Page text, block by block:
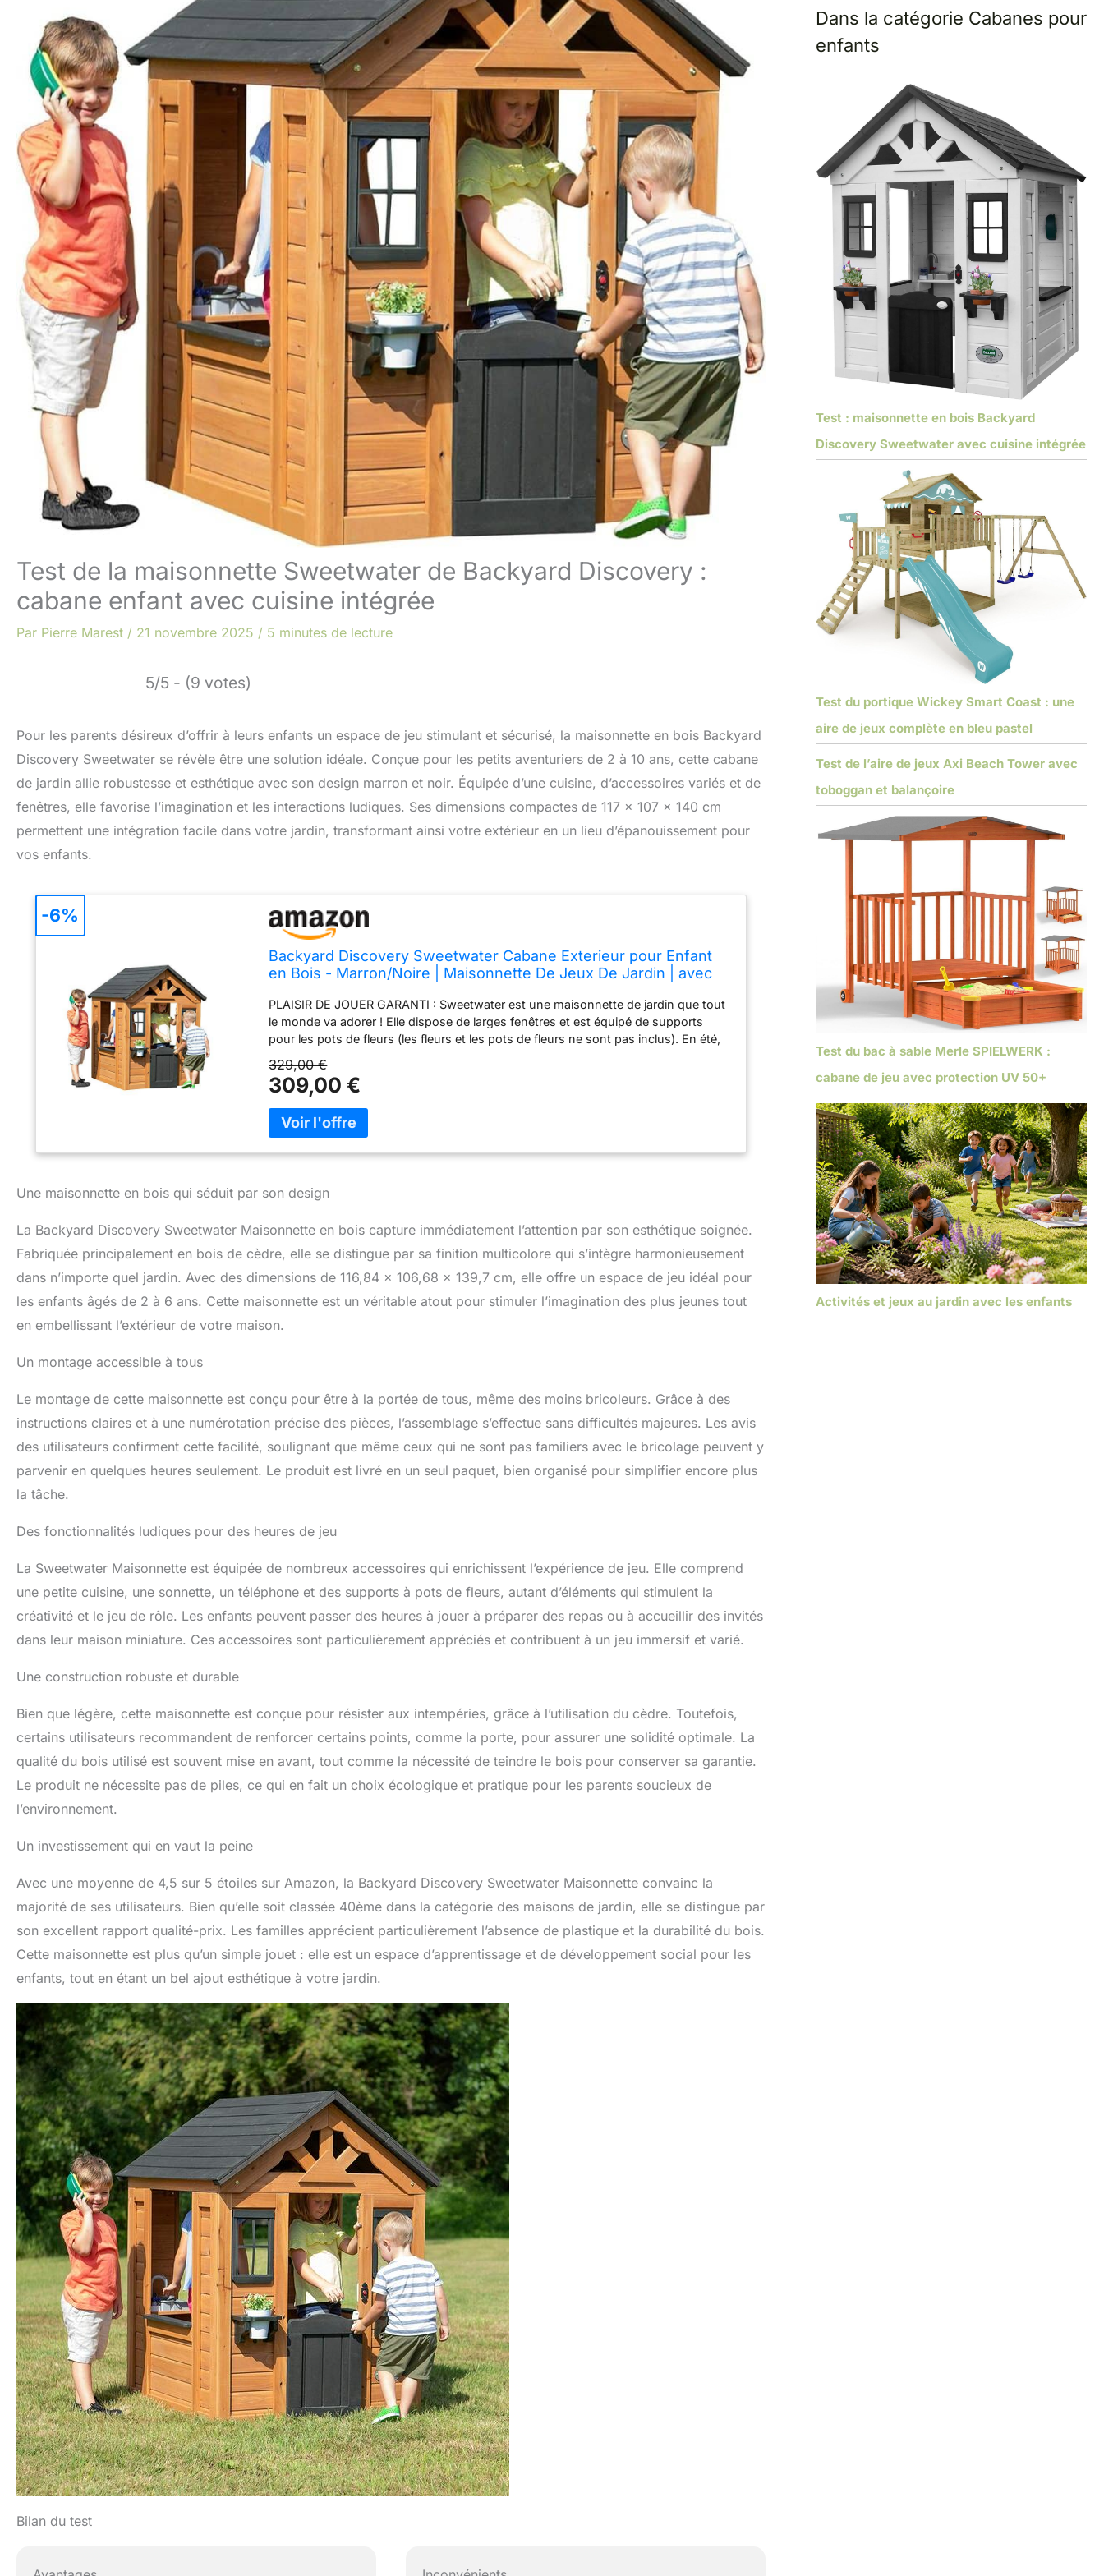
Test de la maisonnette Sweetwater de Backyard Discovery :
cabane enfant avec cuisine intégrée
Par Pierre Marest / 21 novembre 2025 / 5 minutes de lecture
5/5 - (9 votes)
Pour les parents désireux d’offrir à leurs enfants un espace de jeu stimulant et sécurisé, la maisonnette en bois Backyard
Discovery Sweetwater se révèle être une solution idéale. Conçue pour les petits aventuriers de 2 à 10 ans, cette cabane
de jardin allie robustesse et esthétique avec son design marron et noir. Équipée d’une cuisine, d’accessoires variés et de
fenêtres, elle favorise l’imagination et les interactions ludiques. Ses dimensions compactes de 117 x 107 x 140 cm
permettent une intégration facile dans votre jardin, transformant ainsi votre extérieur en un lieu d’épanouissement pour
vos enfants.
Backyard Discovery Sweetwater Cabane Exterieur pour Enfant
en Bois - Marron/Noire | Maisonnette De Jeux De Jardin | avec
Cm / 2 À 10 an
PLAISIR DE JOUER GARANTI : Sweetwater est une maisonnette de jardin que tout
le monde va adorer ! Elle dispose de larges fenêtres et est équipé de supports
pour les pots de fleurs (les fleurs et les pots de fleurs ne sont pas inclus). En été,
accessoires de jeu tels qu'un évier, une cuisinière et un téléphone sans fil sont
également inclus. JOUER EN TOUTE SÉCURITÉ : L'aire de jeux convient aux
enfants de 2 ans à 10 ans ans. Les portiques balançoire de Backyard Discovery
répondent aux exigences de sécurité de la norme EN71 afin que votre petite
aventure puisse toujours se dérouler en toute sécurité. Sable non inclus. HAUTE
QUALITÉ: Sweetwater est fabriqué en bois de cèdre de haute qualité et préteint. Le
pièces en bois sont coupées à la bonne taille et portent des numéros de pièces
POIDS: 34.74 kilos. Sable non inclus. BACKYARD DISCOVERY : Backyard
Discovery est le numéro 1 des aires de jeux, ensembles de balançoires et
structures d'escalade en bois. Backyard Discovery relie chaque année des milliers
de familles avec des constellations en bois conçues avec amour. Nos maisons et
tours de jeux permettent aux enfants de bouger, de jouer et d'être créatifs en plein
329,00 €
309,00 €
-6%
Une maisonnette en bois qui séduit par son design
La Backyard Discovery Sweetwater Maisonnette en bois capture immédiatement l’attention par son esthétique soignée.
Fabriquée principalement en bois de cèdre, elle se distingue par sa finition multicolore qui s’intègre harmonieusement
dans n’importe quel jardin. Avec des dimensions de 116,84 x 106,68 x 139,7 cm, elle offre un espace de jeu idéal pour
les enfants âgés de 2 à 6 ans. Cette maisonnette est un véritable atout pour stimuler l’imagination des plus jeunes tout
en embellissant l’extérieur de votre maison.
Un montage accessible à tous
Le montage de cette maisonnette est conçu pour être à la portée de tous, même des moins bricoleurs. Grâce à des
instructions claires et à une numérotation précise des pièces, l’assemblage s’effectue sans difficultés majeures. Les avis
des utilisateurs confirment cette facilité, soulignant que même ceux qui ne sont pas familiers avec le bricolage peuvent y
parvenir en quelques heures seulement. Le produit est livré en un seul paquet, bien organisé pour simplifier encore plus
la tâche.
Des fonctionnalités ludiques pour des heures de jeu
La Sweetwater Maisonnette est équipée de nombreux accessoires qui enrichissent l’expérience de jeu. Elle comprend
une petite cuisine, une sonnette, un téléphone et des supports à pots de fleurs, autant d’éléments qui stimulent la
créativité et le jeu de rôle. Les enfants peuvent passer des heures à jouer à préparer des repas ou à accueillir des invités
dans leur maison miniature. Ces accessoires sont particulièrement appréciés et contribuent à un jeu immersif et varié.
Une construction robuste et durable
Bien que légère, cette maisonnette est conçue pour résister aux intempéries, grâce à l’utilisation du cèdre. Toutefois,
certains utilisateurs recommandent de renforcer certains points, comme la porte, pour assurer une solidité optimale. La
qualité du bois utilisé est souvent mise en avant, tout comme la nécessité de teindre le bois pour conserver sa garantie.
Le produit ne nécessite pas de piles, ce qui en fait un choix écologique et pratique pour les parents soucieux de
l’environnement.
Un investissement qui en vaut la peine
Avec une moyenne de 4,5 sur 5 étoiles sur Amazon, la Backyard Discovery Sweetwater Maisonnette convainc la
majorité de ses utilisateurs. Bien qu’elle soit classée 40ème dans la catégorie des maisons de jardin, elle se distingue par
son excellent rapport qualité-prix. Les familles apprécient particulièrement l’absence de plastique et la durabilité du bois.
Cette maisonnette est plus qu’un simple jouet : elle est un espace d’apprentissage et de développement social pour les
enfants, tout en étant un bel ajout esthétique à votre jardin.
Bilan du test
Dans la catégorie Cabanes pour
enfants
Test : maisonnette en bois Backyard
Discovery Sweetwater avec cuisine intégrée
Test du portique Wickey Smart Coast : une
aire de jeux complète en bleu pastel
Test de l’aire de jeux Axi Beach Tower avec
toboggan et balançoire
Test du bac à sable Merle SPIELWERK :
cabane de jeu avec protection UV 50+
Activités et jeux au jardin avec les enfants